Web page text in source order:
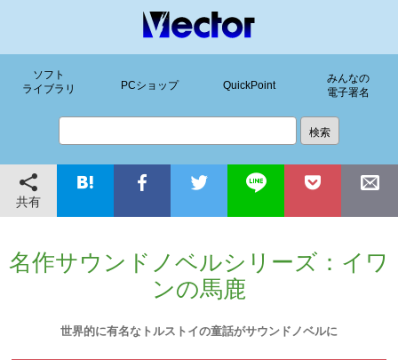
ソフト
ライブラリ
PCショップ QuickPoint
みんなの
電子署名
共有
名作サウンドノベルシリーズ：イワ
ンの馬鹿
世界的に有名なトルストイの童話がサウンドノベルに